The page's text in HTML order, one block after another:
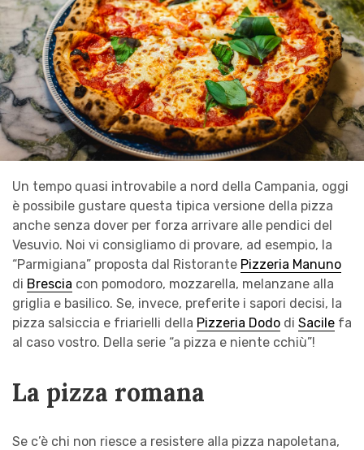
Un tempo quasi introvabile a nord della Campania, oggi
è possibile gustare questa tipica versione della pizza
anche senza dover per forza arrivare alle pendici del
Vesuvio. Noi vi consigliamo di provare, ad esempio, la
“Parmigiana” proposta dal Ristorante Pizzeria Manuno
di Brescia con pomodoro, mozzarella, melanzane alla
griglia e basilico. Se, invece, preferite i sapori decisi, la
pizza salsiccia e friarielli della Pizzeria Dodo di Sacile fa
al caso vostro. Della serie “a pizza e niente cchiù”!
La pizza romana
Se c’è chi non riesce a resistere alla pizza napoletana,